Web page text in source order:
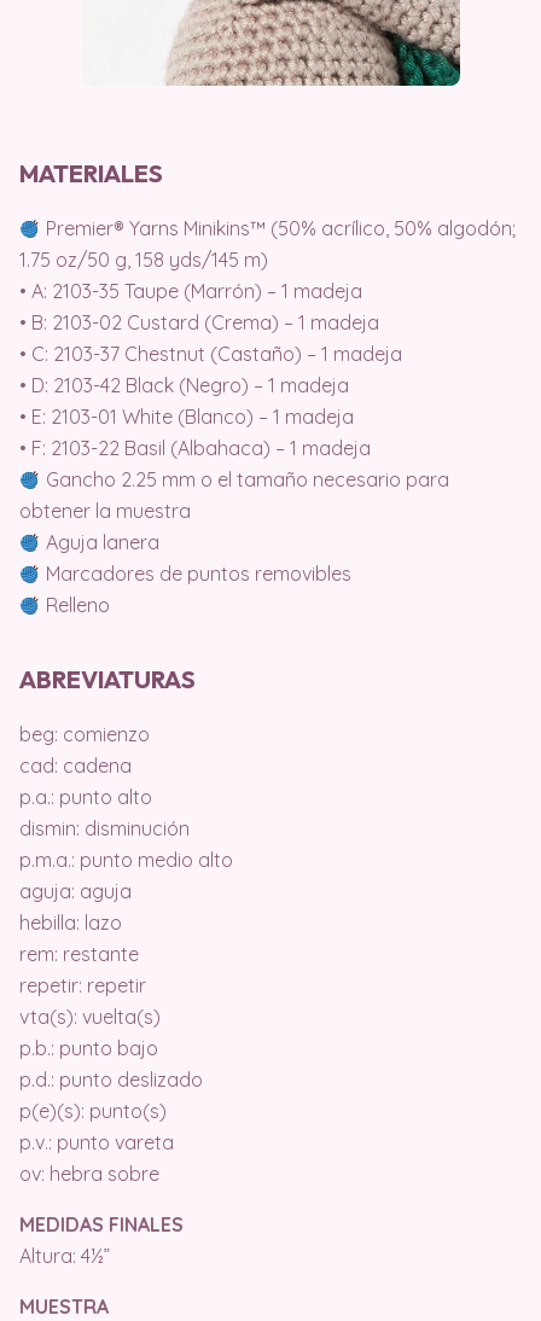
MATERIALES
Premier® Yarns Minikins™ (50% acrílico, 50% algodón;
1.75 oz/50 g, 158 yds/145 m)
• A: 2103-35 Taupe (Marrón) – 1 madeja
• B: 2103-02 Custard (Crema) – 1 madeja
• C: 2103-37 Chestnut (Castaño) – 1 madeja
• D: 2103-42 Black (Negro) – 1 madeja
• E: 2103-01 White (Blanco) – 1 madeja
• F: 2103-22 Basil (Albahaca) – 1 madeja
Gancho 2.25 mm o el tamaño necesario para
obtener la muestra
Aguja lanera
Marcadores de puntos removibles
Relleno
ABREVIATURAS
beg: comienzo
cad: cadena
p.a.: punto alto
dismin: disminución
p.m.a.: punto medio alto
aguja: aguja
hebilla: lazo
rem: restante
repetir: repetir
vta(s): vuelta(s)
p.b.: punto bajo
p.d.: punto deslizado
p(e)(s): punto(s)
p.v.: punto vareta
ov: hebra sobre
MEDIDAS FINALES
Altura: 4½”
MUESTRA